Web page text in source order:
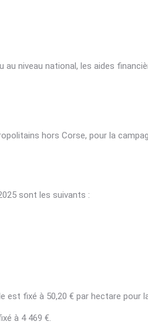
au niveau national, les aides
hors Corse, pour la
sont les suivants :
est fixé à 50,20 € par hectare pour
à 4 469 €.